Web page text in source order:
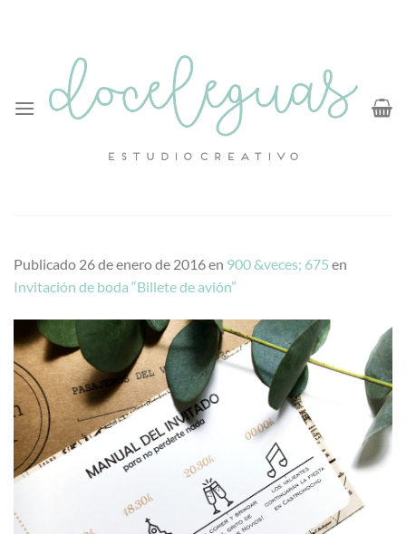
Publicado 26 de enero de 2016en 900 &veces; 675 en
Invitación de boda “Billete de avión”